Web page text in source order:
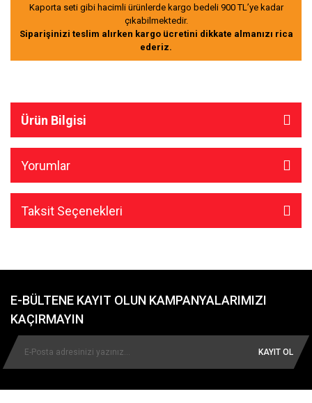
Kaporta seti gibi hacimli ürünlerde kargo bedeli 900 TL’ye kadar
çıkabilmektedir.
Siparişinizi teslim alırken kargo ücretini dikkate almanızı rica
ederiz.
Ürün Bilgisi
Yorumlar
Taksit Seçenekleri
E-BÜLTENE KAYIT OLUN KAMPANYALARIMIZI
KAÇIRMAYIN
KAYIT OL